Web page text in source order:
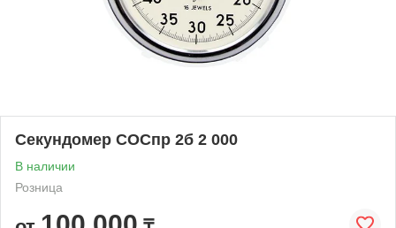
Секундомер СОСпр 2б 2 000
В наличии
Розница